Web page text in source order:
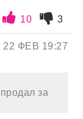
10 3
22 ФЕВ 19:27
за